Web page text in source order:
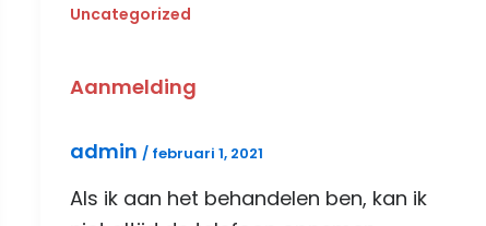
Uncategorized
Aanmelding
admin / februari 1, 2021
Als ik aan het behandelen ben, kan ik